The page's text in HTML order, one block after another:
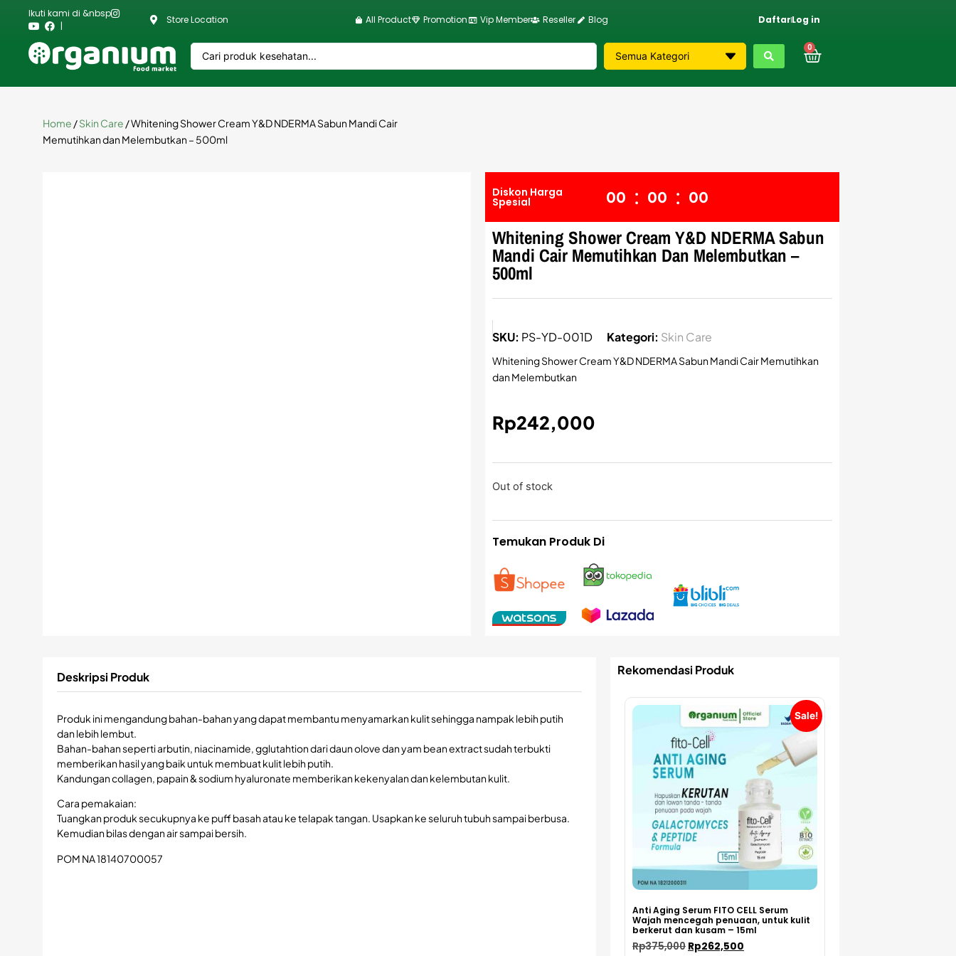
Ikuti kami di &nbsp
|
Store Location All Product Promotion Vip Member Reseller Blog DaftarLog in
0
Home /Skin Care / Whitening Shower Cream Y&D NDERMA Sabun Mandi Cair
Memutihkan dan Melembutkan – 500ml
Diskon Harga
Spesial 00 : 00 : 00
Whitening Shower Cream Y&D NDERMA Sabun
Mandi Cair Memutihkan Dan Melembutkan –
500ml
SKU: PS-YD-001D Kategori: Skin Care
Whitening Shower Cream Y&D NDERMA Sabun Mandi Cair Memutihkan
dan Melembutkan
Rp242,000
Out of stock
Temukan Produk Di
Deskripsi Produk
Produk ini mengandung bahan-bahan yang dapat membantu menyamarkan kulit sehingga nampak lebih putih
dan lebih lembut.
Bahan-bahan seperti arbutin, niacinamide, gglutahtion dari daun olove dan yam bean extract sudah terbukti
memberikan hasil yang baik untuk membuat kulit lebih putih.
Kandungan collagen, papain & sodium hyaluronate memberikan kekenyalan dan kelembutan kulit.
Cara pemakaian:
Tuangkan produk secukupnya ke puff basah atau ke telapak tangan. Usapkan ke seluruh tubuh sampai berbusa.
Kemudian bilas dengan air sampai bersih.
POM NA 18140700057
Rekomendasi Produk
Sale!
Anti Aging Serum FITO CELL Serum
Wajah mencegah penuaan, untuk kulit
berkerut dan kusam – 15ml
Rp375,000 Rp262,500